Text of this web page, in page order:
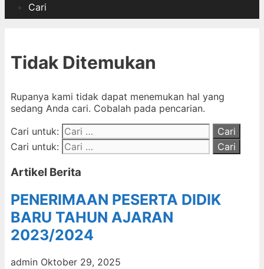
Cari
Tidak Ditemukan
Rupanya kami tidak dapat menemukan hal yang
sedang Anda cari. Cobalah pada pencarian.
Cari untuk:
Cari untuk:
Artikel Berita
PENERIMAAN PESERTA DIDIK
BARU TAHUN AJARAN
2023/2024
admin Oktober 29, 2025